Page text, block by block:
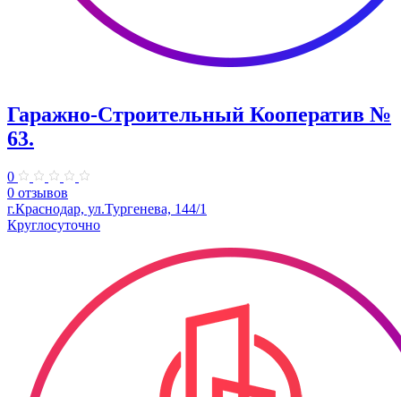
Гаражно-Строительный Кооператив №
63.
0
0 отзывов
г.Краснодар, ул.Тургенева, 144/1
Круглосуточно